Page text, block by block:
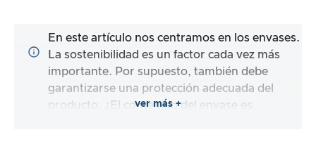
En este artículo nos centramos en los envases.
La sostenibilidad es un factor cada vez más
importante. Por supuesto, también debe
garantizarse una protección adecuada del
producto. ¿El contenido del envase es
ver más +